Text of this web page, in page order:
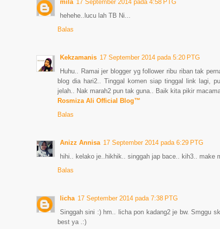
mila 17 September 2014 pada 4:58 PTG
hehehe..lucu lah TB Ni...
Balas
Kekzamanis 17 September 2014 pada 5:20 PTG
Huhu.. Ramai jer blogger yg follower ribu riban tak
blog dia hari2.. Tinggal komen siap tinggal link lagi,
jelah.. Nak marah2 pun tak guna.. Baik kita pikir
Rosmiza Ali Official Blog™
Balas
Anizz Annisa 17 September 2014 pada 6:29 PTG
hihi.. kelako je..hikhik.. singgah jap bace.. kih3.. make
Balas
licha 17 September 2014 pada 7:38 PTG
Singgah sini :) hm.. licha pon kadang2 je bw. Smggu
best ya .:)